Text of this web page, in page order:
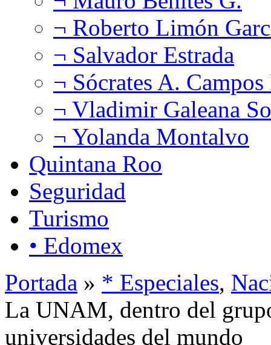
¬ Roberto Limón
¬ Salvador Estrada
¬ Sócrates A.
¬ Vladimir Galeana
¬ Yolanda Montalvo
Quintana Roo
Seguridad
Turismo
• Edomex
Portada » * Especiales,
La UNAM, dentro del
universidades del mundo